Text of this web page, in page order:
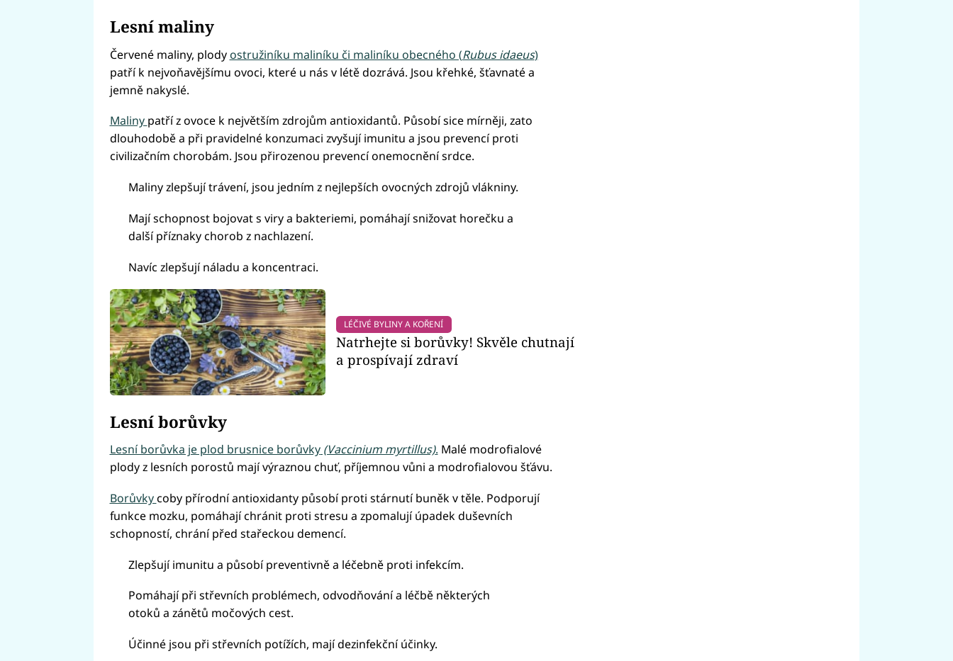
Lesní maliny
Červené maliny, plodyostružiníku maliníku či maliníku obecného (Rubus idaeus)
patří k nejvoňavějšímu ovoci, které u nás v létě dozrává. Jsou křehké, šťavnaté a
jemně nakyslé.
Maliny patří z ovoce k největším zdrojům antioxidantů. Působí sice mírněji, zato
dlouhodobě a při pravidelné konzumaci zvyšují imunitu a jsou prevencí proti
civilizačním chorobám. Jsou přirozenou prevencí onemocnění srdce.
Maliny zlepšují trávení, jsou jedním z nejlepších ovocných zdrojů vlákniny.
Mají schopnost bojovat s viry a bakteriemi, pomáhají snižovat horečku a
další příznaky chorob z nachlazení.
Navíc zlepšují náladu a koncentraci.
LÉČIVÉ BYLINY A KOŘENÍ
Natrhejte si borůvky! Skvěle chutnají
a prospívají zdraví
Lesní borůvky
Lesní borůvka je plod brusnice borůvky(Vaccinium myrtillus). Malé modrofialové
plody z lesních porostů mají výraznou chuť, příjemnou vůni a modrofialovou šťávu.
Borůvkycoby přírodní antioxidanty působí proti stárnutí buněk v těle. Podporují
funkce mozku, pomáhají chránit proti stresu a zpomalují úpadek duševních
schopností, chrání před stařeckou demencí.
Zlepšují imunitu a působí preventivně a léčebně proti infekcím.
Pomáhají při střevních problémech, odvodňování a léčbě některých
otoků a zánětů močových cest.
Účinné jsou při střevních potížích, mají dezinfekční účinky.